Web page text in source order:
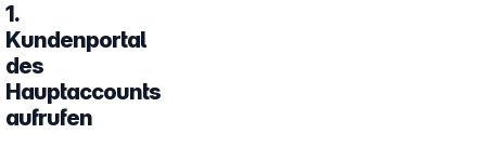
1.
Kundenportal
des
Hauptaccounts
aufrufen